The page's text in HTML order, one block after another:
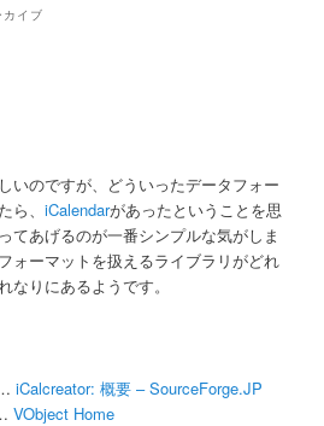
カイブ
いのですが、どういったデータフォー
ら、iCalendarがあったということを思
てあげるのが一番シンプルな気がしま
ォーマットを扱えるライブラリがどれ
なりにあるようです。
iCalcreator: 概要 – SourceForge.JP
VObject Home